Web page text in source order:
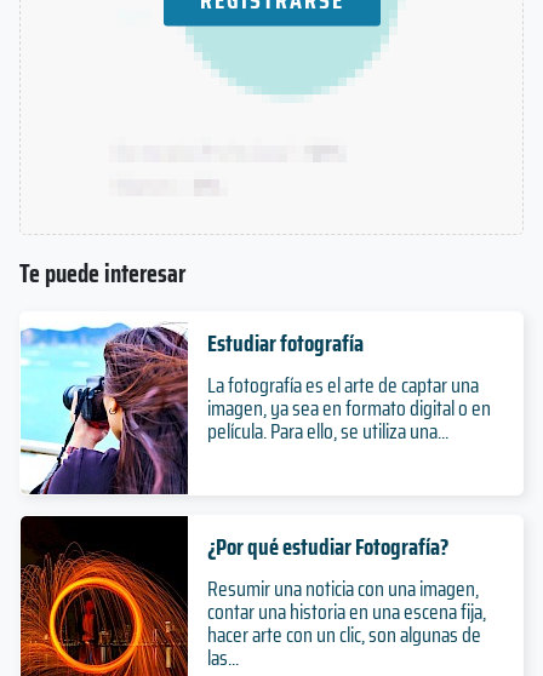
Te puede interesar
Estudiar fotografía
La fotografía es el arte de captar una
imagen, ya sea en formato digital o en
película. Para ello, se utiliza una...
¿Por qué estudiar Fotografía?
Resumir una noticia con una imagen,
contar una historia en una escena fija,
hacer arte con un clic, son algunas de
las...